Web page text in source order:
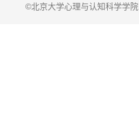
©北京大学心理与认知科学学院